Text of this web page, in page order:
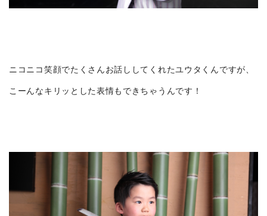
ニコニコ笑顔でたくさんお話ししてくれたユウタくんですが、
こーんなキリッとした表情もできちゃうんです！